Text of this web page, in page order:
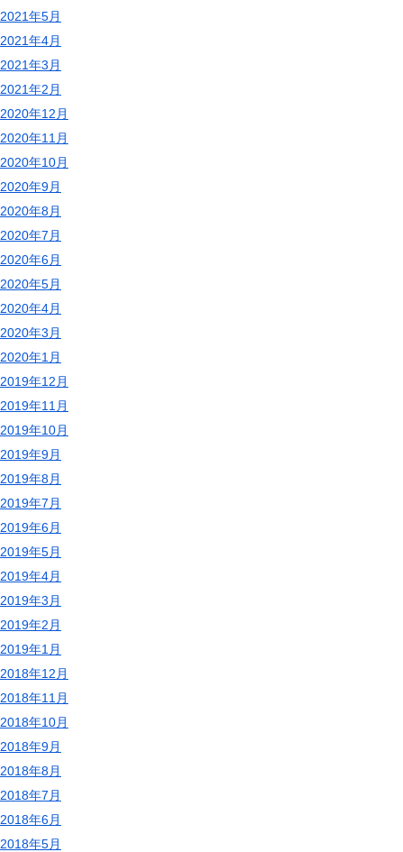
2021年5月
2021年4月
2021年3月
2021年2月
2020年12月
2020年11月
2020年10月
2020年9月
2020年8月
2020年7月
2020年6月
2020年5月
2020年4月
2020年3月
2020年1月
2019年12月
2019年11月
2019年10月
2019年9月
2019年8月
2019年7月
2019年6月
2019年5月
2019年4月
2019年3月
2019年2月
2019年1月
2018年12月
2018年11月
2018年10月
2018年9月
2018年8月
2018年7月
2018年6月
2018年5月